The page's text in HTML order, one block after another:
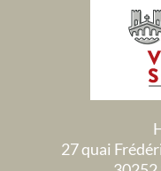
27 quai